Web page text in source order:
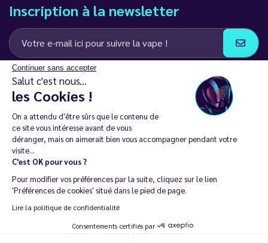
Continuer sans accepter
Salut c'est nous...
les Cookies !
On a attendu d'être sûrs que le contenu de
ce site vous intéresse avant de vous
déranger, mais on aimerait bien vous accompagner pendant votre
visite...
C'est OK pour vous ?
Pour modifier vos préférences par la suite, cliquez sur le lien
'Préférences de cookies' situé dans le pied de page.
Lire la politique de confidentialité
Consentements certifiés par
Inscription à la newsletter
J’accepte de recevoir des communications e-mail et SMS de la part de
LD Groupe
Restez en contact
La vente de cigarette électronique est interdite chez les moins de
18 ans. 🔞
Copyright © 2014 - 2026 Le Vapoteur Discount - Tous droits